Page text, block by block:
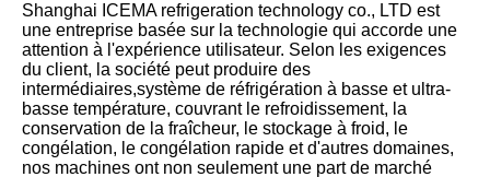
Shanghai ICEMA refrigeration technology co., LTD est
une entreprise basée sur la technologie qui accorde une
attention à l'expérience utilisateur. Selon les exigences
du client, la société peut produire des
intermédiaires,système de réfrigération à basse et ultra-
basse température, couvrant le refroidissement, la
conservation de la fraîcheur, le stockage à froid, le
congélation, le congélation rapide et d'autres domaines,
nos machines ont non seulement une part de marché